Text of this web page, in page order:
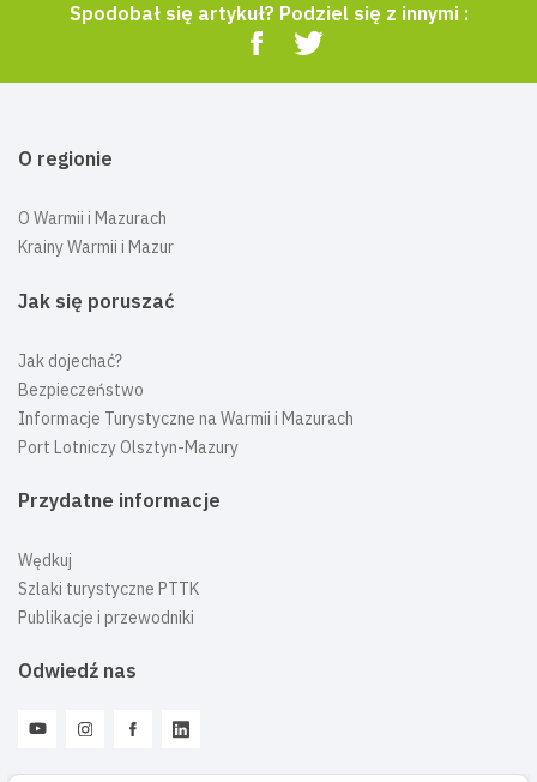
Spodobał się artykuł? Podziel się z innymi :
O regionie
O Warmii i Mazurach
Krainy Warmii i Mazur
Jak się poruszać
Jak dojechać?
Bezpieczeństwo
Informacje Turystyczne na Warmii i Mazurach
Port Lotniczy Olsztyn-Mazury
Przydatne informacje
Wędkuj
Szlaki turystyczne PTTK
Publikacje i przewodniki
Odwiedź nas